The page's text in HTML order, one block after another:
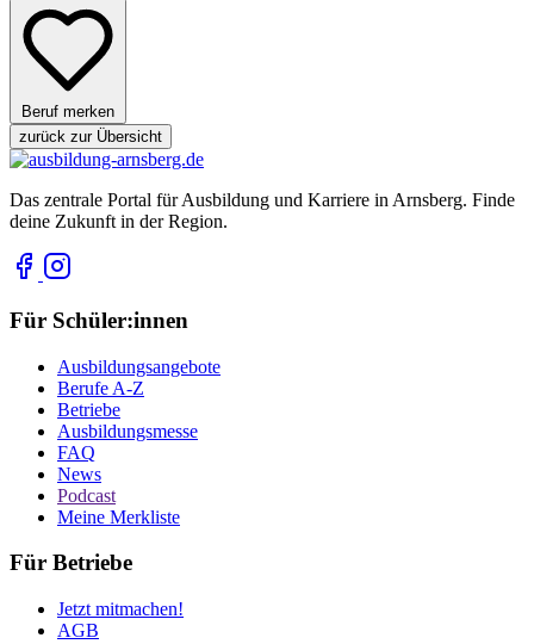
Beruf merken
zurück zur Übersicht
Das zentrale Portal für Ausbildung und Karriere in Arnsberg. Finde
deine Zukunft in der Region.
Für Schüler:innen
Ausbildungsangebote
Berufe A-Z
Betriebe
Ausbildungsmesse
FAQ
News
Podcast
Meine Merkliste
Für Betriebe
Jetzt mitmachen!
AGB